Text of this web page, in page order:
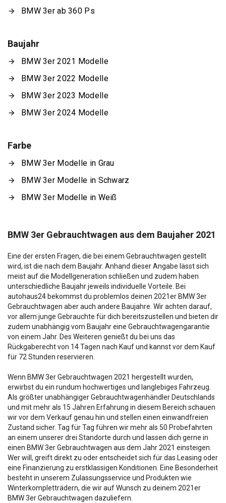
BMW 3er ab 360 Ps
Baujahr
BMW 3er 2021 Modelle
BMW 3er 2022 Modelle
BMW 3er 2023 Modelle
BMW 3er 2024 Modelle
Farbe
BMW 3er Modelle in Grau
BMW 3er Modelle in Schwarz
BMW 3er Modelle in Weiß
BMW 3er Gebrauchtwagen aus dem Baujaher 2021
Eine der ersten Fragen, die bei einem Gebrauchtwagen gestellt
wird, ist die nach dem Baujahr. Anhand dieser Angabe lässt sich
meist auf die Modellgeneration schließen und zudem haben
unterschiedliche Baujahr jeweils individuelle Vorteile. Bei
autohaus24 bekommst du problemlos deinen 2021er BMW 3er
Gebrauchtwagen aber auch andere Baujahre. Wir achten darauf,
vor allem junge Gebrauchte für dich bereitszustellen und bieten dir
zudem unabhängig vom Baujahr eine Gebrauchtwagengarantie
von einem Jahr. Des Weiteren genießt du bei uns das
Rückgaberecht von 14 Tagen nach Kauf und kannst vor dem Kauf
für 72 Stunden reservieren.
Wenn BMW 3er Gebrauchtwagen 2021 hergestellt wurden,
erwirbst du ein rundum hochwertiges und langlebiges Fahrzeug.
Als größter unabhängiger Gebrauchtwagenhändler Deutschlands
und mit mehr als 15 Jahren Erfahrung in diesem Bereich schauen
wir vor dem Verkauf genau hin und stellen einen einwandfreien
Zustand sicher. Tag für Tag führen wir mehr als 50 Probefahrten
an einem unserer drei Standorte durch und lassen dich gerne in
einen BMW 3er Gebrauchtwagen aus dem Jahr 2021 einsteigen.
Wer will, greift direkt zu oder entscheidet sich für das Leasing oder
eine Finanzierung zu erstklassigen Konditionen. Eine Besonderheit
besteht in unserem Zulassungsservice und Produkten wie
Winterkompletträdern, die wir auf Wunsch zu deinem 2021er
BMW 3er Gebrauchtwagen dazuliefern.